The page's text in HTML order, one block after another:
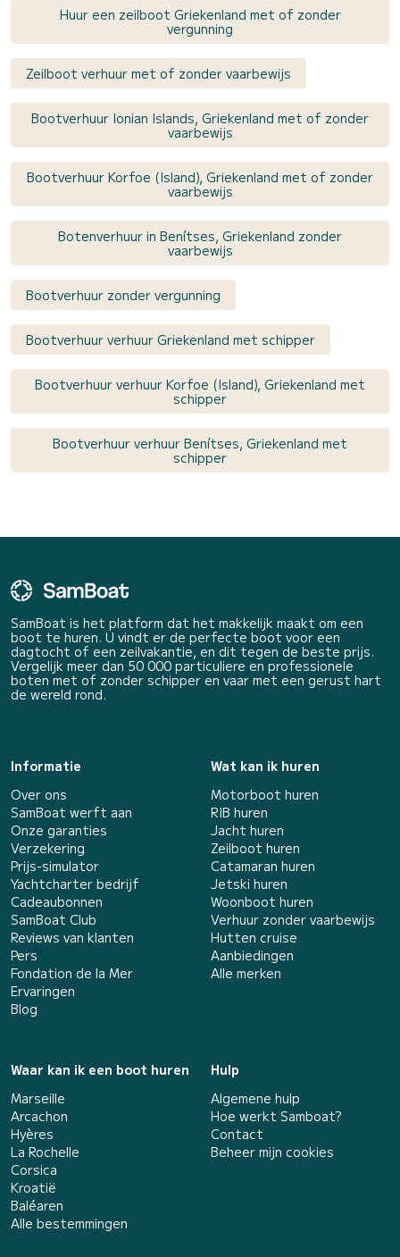
Huur een zeilboot Griekenland met of zonder
vergunning
Zeilboot verhuur met of zonder vaarbewijs
Bootverhuur Ionian Islands, Griekenland met of zonder
vaarbewijs
Bootverhuur Korfoe (Island), Griekenland met of zonder
vaarbewijs
Botenverhuur in Benítses, Griekenland zonder
vaarbewijs
Bootverhuur zonder vergunning
Bootverhuur verhuur Griekenland met schipper
Bootverhuur verhuur Korfoe (Island), Griekenland met
schipper
Bootverhuur verhuur Benítses, Griekenland met
schipper
SamBoat is het platform dat het makkelijk maakt om een
boot te huren. U vindt er de perfecte boot voor een
dagtocht of een zeilvakantie, en dit tegen de beste prijs.
Vergelijk meer dan 50 000 particuliere en professionele
boten met of zonder schipper en vaar met een gerust hart
de wereld rond.
Informatie
Over ons
SamBoat werft aan
Onze garanties
Verzekering
Prijs-simulator
Yachtcharter bedrijf
Cadeaubonnen
SamBoat Club
Reviews van klanten
Pers
Fondation de la Mer
Ervaringen
Blog
Wat kan ik huren
Motorboot huren
RIB huren
Jacht huren
Zeilboot huren
Catamaran huren
Jetski huren
Woonboot huren
Verhuur zonder vaarbewijs
Hutten cruise
Aanbiedingen
Alle merken
Waar kan ik een boot huren
Marseille
Arcachon
Hyères
La Rochelle
Corsica
Kroatië
Baléaren
Alle bestemmingen
Hulp
Algemene hulp
Hoe werkt Samboat?
Contact
Beheer mijn cookies